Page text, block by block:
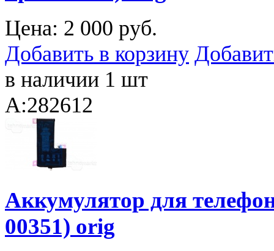
Цена: 2 000 руб.
Добавить в корзину
в наличии 1 шт
A:282612
Аккумулятор для
00351) orig